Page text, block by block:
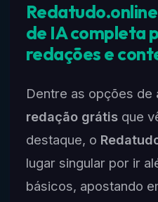
de IA completa
redações e
Dentre as opções de
redação grátisque
destaque, o
lugar singular por ir
básicos, apostando